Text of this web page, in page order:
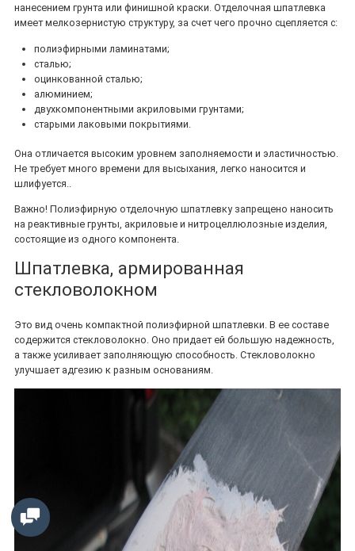
нанесением грунта или финишной краски. Отделочная шпатлевка
имеет мелкозернистую структуру, за счет чего прочно сцепляется с:
полиэфирными ламинатами;
сталью;
оцинкованной сталью;
алюминием;
двухкомпонентными акриловыми грунтами;
старыми лаковыми покрытиями.
Она отличается высоким уровнем заполняемости и эластичностью.
Не требует много времени для высыхания, легко наносится и
шлифуется..
Важно! Полиэфирную отделочную шпатлевку запрещено наносить
на реактивные грунты, акриловые и нитроцеллюлозные изделия,
состоящие из одного компонента.
Шпатлевка, армированная
стекловолокном
Это вид очень компактной полиэфирной шпатлевки. В ее составе
содержится стекловолокно. Оно придает ей большую надежность,
а также усиливает заполняющую способность. Стекловолокно
улучшает адгезию к разным основаниям.